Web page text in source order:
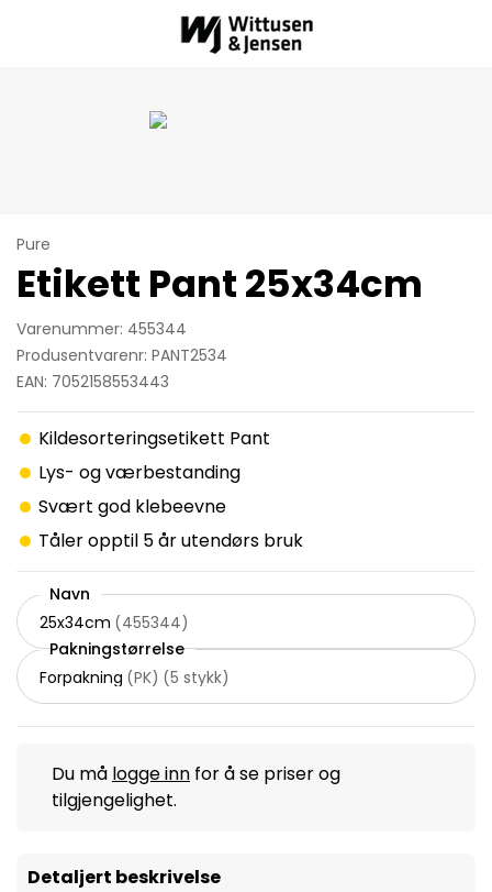
Pure
Etikett Pant 25x34cm
Varenummer: 455344
Produsentvarenr: PANT2534
EAN: 7052158553443
Kildesorteringsetikett Pant
Lys- og værbestanding
Svært god klebeevne
Tåler opptil 5 år utendørs bruk
Navn
25x34cm (455344)
Pakningstørrelse
Forpakning (PK) (5 stykk)
Du må logge inn for å se priser og
tilgjengelighet.
Detaljert beskrivelse